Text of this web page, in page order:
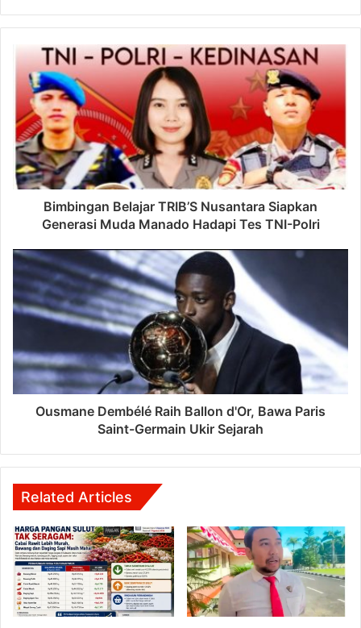
Bimbingan Belajar TRIB’S Nusantara Siapkan
Generasi Muda Manado Hadapi Tes TNI-Polri
Ousmane Dembélé Raih Ballon d'Or, Bawa Paris
Saint-Germain Ukir Sejarah
Related Articles